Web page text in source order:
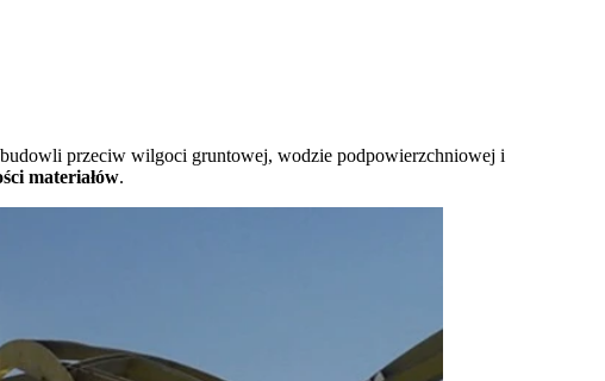
przeciw wilgoci gruntowej, wodzie podpowierzchniowej i
materiałów.